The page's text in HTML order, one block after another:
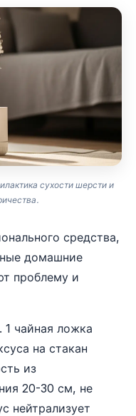
сухости шерсти и
средства,
домашние
проблему и
. 1 чайная ложка
на стакан
из
20-30 см, не
нейтрализует